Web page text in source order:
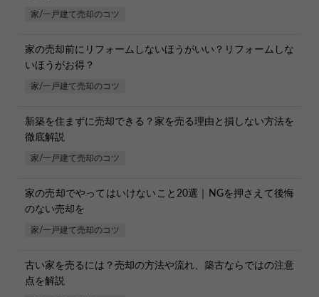
家/一戸建て売却のコツ
家の売却前にリフォームしないほうがいい？リフォームしな
いほうがお得？
家/一戸建て売却のコツ
新築を住まずに売却できる？家を売る理由と損しない方法を
徹底解説
家/一戸建て売却のコツ
家の売却でやってはいけないこと20選｜NGを押さえて後悔
のない売却を
家/一戸建て売却のコツ
古い家を売るには？売却の方法や流れ、築古ならではの注意
点を解説